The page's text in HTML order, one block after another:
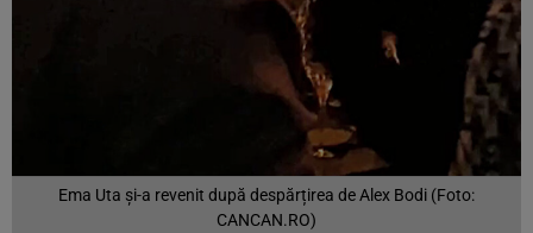
Ema Uta și-a revenit după despărțirea de Alex Bodi (Foto:
CANCAN.RO)